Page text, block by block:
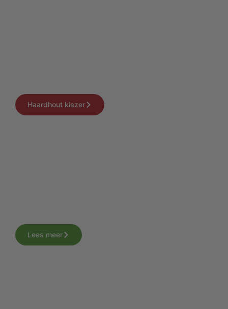
Haardhout kiezer
Lees meer